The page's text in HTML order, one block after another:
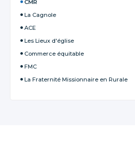
La Cagnole
ACE
Les Lieux d'église
Commerce équitable
FMC
La Fraternité Missionnaire en Rurale
CMR